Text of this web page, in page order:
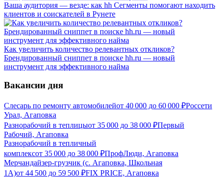
Ваша аудитория — везде: как hh Сегменты помогают находить
клиентов и соискателей в Рунете
Как увеличить количество релевантных откликов?
Брендированный сниппет в поиске hh.ru — новый
инструмент для эффективного найма
Вакансии дня
Слесарь по ремонту автомобилейот 40 000 до 60 000 ₽Россети
Урал, Агаповка
Разнорабочий в теплицыот 35 000 до 38 000 ₽Первый
Рабочий, Агаповка
Разнорабочий в тепличный
комплексот 35 000 до 38 000 ₽ПрофЛюди, Агаповка
Мерчандайзер-грузчик (с. Агаповка, Школьная
1А)от 44 500 до 59 500 ₽FIX PRICE, Агаповка